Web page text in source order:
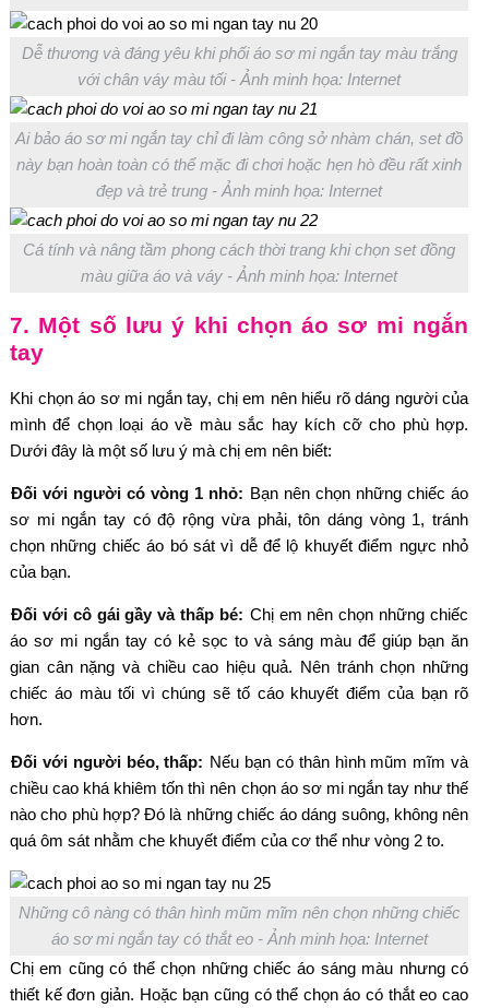
Dễ thương và đáng yêu khi phối áo sơ mi ngắn tay màu trắng
với chân váy màu tối - Ảnh minh họa: Internet
Ai bảo áo sơ mi ngắn tay chỉ đi làm công sở nhàm chán, set đồ
này bạn hoàn toàn có thể mặc đi chơi hoặc hẹn hò đều rất xinh
đẹp và trẻ trung - Ảnh minh họa: Internet
Cá tính và nâng tầm phong cách thời trang khi chọn set đồng
màu giữa áo và váy - Ảnh minh họa: Internet
7. Một số lưu ý khi chọn áo sơ mi ngắn
tay
Khi chọn áo sơ mi ngắn tay, chị em nên hiểu rõ dáng người của
mình để chọn loại áo về màu sắc hay kích cỡ cho phù hợp.
Dưới đây là một số lưu ý mà chị em nên biết:
Đối với người có vòng 1 nhỏ: Bạn nên chọn những chiếc áo
sơ mi ngắn tay có độ rộng vừa phải, tôn dáng vòng 1, tránh
chọn những chiếc áo bó sát vì dễ để lộ khuyết điểm ngực nhỏ
của bạn.
Đối với cô gái gầy và thấp bé: Chị em nên chọn những chiếc
áo sơ mi ngắn tay có kẻ sọc to và sáng màu để giúp bạn ăn
gian cân nặng và chiều cao hiệu quả. Nên tránh chọn những
chiếc áo màu tối vì chúng sẽ tố cáo khuyết điểm của bạn rõ
hơn.
Đối với người béo, thấp: Nếu bạn có thân hình mũm mĩm và
chiều cao khá khiêm tốn thì nên chọn áo sơ mi ngắn tay như thế
nào cho phù hợp? Đó là những chiếc áo dáng suông, không nên
quá ôm sát nhằm che khuyết điểm của cơ thể như vòng 2 to.
Những cô nàng có thân hình mũm mĩm nên chọn những chiếc
áo sơ mi ngắn tay có thắt eo - Ảnh minh họa: Internet
Chị em cũng có thể chọn những chiếc áo sáng màu nhưng có
thiết kế đơn giản. Hoặc bạn cũng có thể chọn áo có thắt eo cao